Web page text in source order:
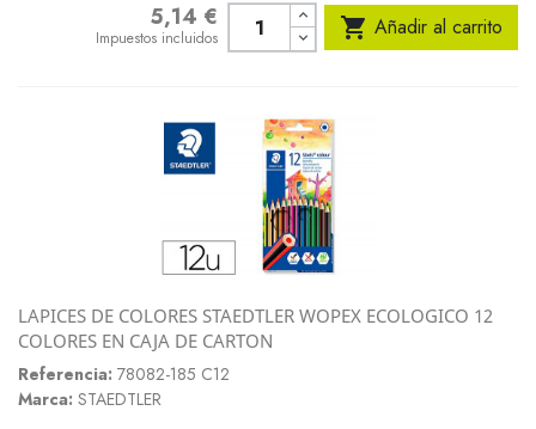
5,14 €
Impuestos incluidos  Añadir al carrito
LAPICES DE COLORES STAEDTLER WOPEX ECOLOGICO 12
COLORES EN CAJA DE CARTON
Referencia: 78082-185 C12
Marca: STAEDTLER